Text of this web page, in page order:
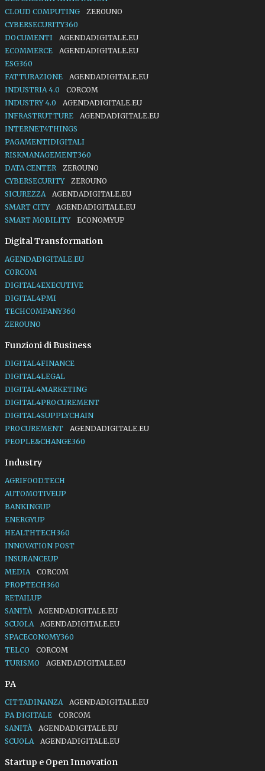
CLOUD COMPUTING
ZEROUNO
CYBERSECURITY360
DOCUMENTI
AGENDADIGITALE.EU
ECOMMERCE
AGENDADIGITALE.EU
ESG360
FATTURAZIONE
AGENDADIGITALE.EU
INDUSTRIA 4.0
CORCOM
INDUSTRY 4.0
AGENDADIGITALE.EU
INFRASTRUTTURE
AGENDADIGITALE.EU
INTERNET4THINGS
PAGAMENTIDIGITALI
RISKMANAGEMENT360
DATA CENTER
ZEROUNO
CYBERSECURITY
ZEROUNO
SICUREZZA
AGENDADIGITALE.EU
SMART CITY
AGENDADIGITALE.EU
SMART MOBILITY
ECONOMYUP
Digital Transformation
AGENDADIGITALE.EU
CORCOM
DIGITAL4EXECUTIVE
DIGITAL4PMI
TECHCOMPANY360
ZEROUNO
Funzioni di Business
DIGITAL4FINANCE
DIGITAL4LEGAL
DIGITAL4MARKETING
DIGITAL4PROCUREMENT
DIGITAL4SUPPLYCHAIN
PROCUREMENT
AGENDADIGITALE.EU
PEOPLE&CHANGE360
Industry
AGRIFOOD.TECH
AUTOMOTIVEUP
BANKINGUP
ENERGYUP
HEALTHTECH360
INNOVATION POST
INSURANCEUP
MEDIA
CORCOM
PROPTECH360
RETAILUP
SANITÀ
AGENDADIGITALE.EU
SCUOLA
AGENDADIGITALE.EU
SPACECONOMY360
TELCO
CORCOM
TURISMO
AGENDADIGITALE.EU
PA
CITTADINANZA
AGENDADIGITALE.EU
PA DIGITALE
CORCOM
SANITÀ
AGENDADIGITALE.EU
SCUOLA
AGENDADIGITALE.EU
Startup e Open Innovation